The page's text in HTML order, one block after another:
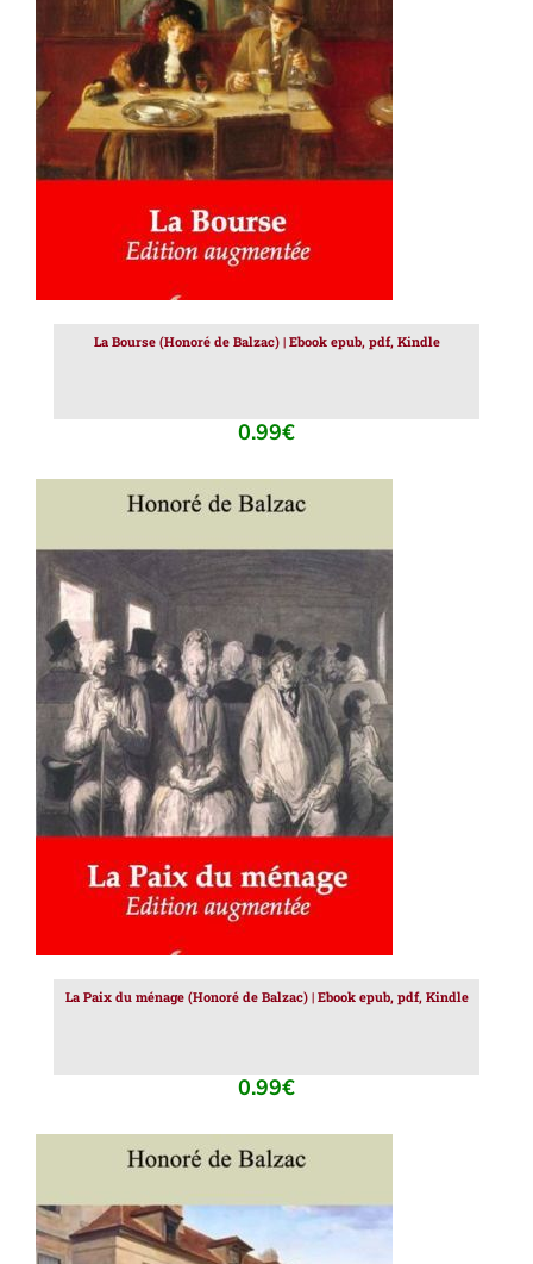
AJOUTER AU PANIER / DÉTAILS
La Bourse (Honoré de Balzac) | Ebook epub, pdf, Kindle
0.99€
AJOUTER AU PANIER / DÉTAILS
La Paix du ménage (Honoré de Balzac) | Ebook epub, pdf, Kindle
0.99€